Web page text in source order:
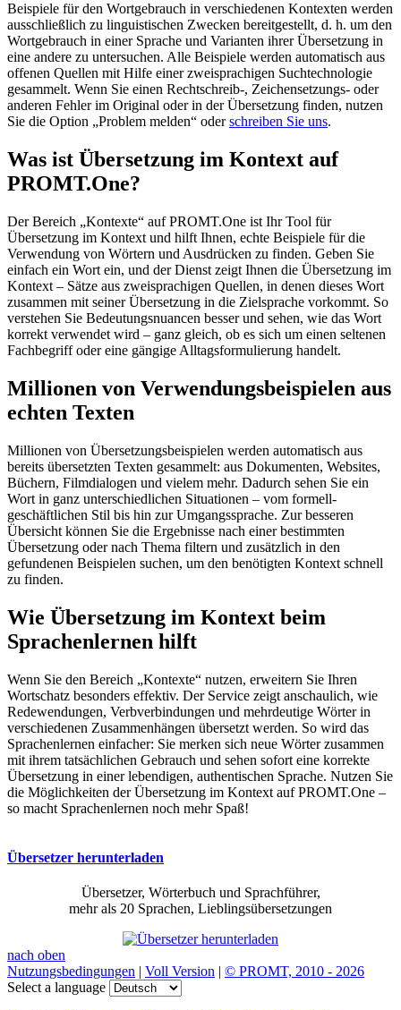
Beispiele für den Wortgebrauch in verschiedenen Kontexten werden
ausschließlich zu linguistischen Zwecken bereitgestellt, d. h. um den
Wortgebrauch in einer Sprache und Varianten ihrer Übersetzung in
eine andere zu untersuchen. Alle Beispiele werden automatisch aus
offenen Quellen mit Hilfe einer zweisprachigen Suchtechnologie
gesammelt. Wenn Sie einen Rechtschreib-, Zeichensetzungs- oder
anderen Fehler im Original oder in der Übersetzung finden, nutzen
Sie die Option „Problem melden“ oderschreiben Sie uns.
Was ist Übersetzung im Kontext auf
PROMT.One?
Der Bereich „Kontexte“ auf PROMT.One ist Ihr Tool für
Übersetzung im Kontext und hilft Ihnen, echte Beispiele für die
Verwendung von Wörtern und Ausdrücken zu finden. Geben Sie
einfach ein Wort ein, und der Dienst zeigt Ihnen die Übersetzung im
Kontext – Sätze aus zweisprachigen Quellen, in denen dieses Wort
zusammen mit seiner Übersetzung in die Zielsprache vorkommt. So
verstehen Sie Bedeutungsnuancen besser und sehen, wie das Wort
korrekt verwendet wird – ganz gleich, ob es sich um einen seltenen
Fachbegriff oder eine gängige Alltagsformulierung handelt.
Millionen von Verwendungsbeispielen aus
echten Texten
Millionen von Übersetzungsbeispielen werden automatisch aus
bereits übersetzten Texten gesammelt: aus Dokumenten, Websites,
Büchern, Filmdialogen und vielem mehr. Dadurch sehen Sie ein
Wort in ganz unterschiedlichen Situationen – vom formell-
geschäftlichen Stil bis hin zur Umgangssprache. Zur besseren
Übersicht können Sie die Ergebnisse nach einer bestimmten
Übersetzung oder nach Thema filtern und zusätzlich in den
gefundenen Beispielen suchen, um den benötigten Kontext schnell
zu finden.
Wie Übersetzung im Kontext beim
Sprachenlernen hilft
Wenn Sie den Bereich „Kontexte“ nutzen, erweitern Sie Ihren
Wortschatz besonders effektiv. Der Service zeigt anschaulich, wie
Redewendungen, Verbverbindungen und mehrdeutige Wörter in
verschiedenen Zusammenhängen übersetzt werden. So wird das
Sprachenlernen einfacher: Sie merken sich neue Wörter zusammen
mit ihrem tatsächlichen Gebrauch und sehen sofort eine korrekte
Übersetzung in einer lebendigen, authentischen Sprache. Nutzen Sie
die Möglichkeiten der Übersetzung im Kontext auf PROMT.One –
so macht Sprachenlernen noch mehr Spaß!
Übersetzer herunterladen
Übersetzer, Wörterbuch und Sprachführer,
mehr als 20 Sprachen, Lieblingsübersetzungen
nach oben
Nutzungsbedingungen | Voll Version | © PROMT, 2010 - 2026
Select a language